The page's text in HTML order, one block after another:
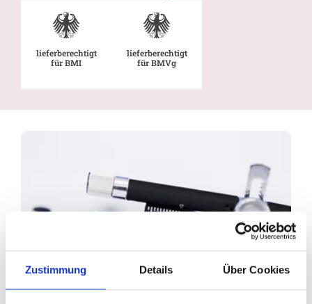
Zustimmung Details Über Cookies
lieferberechtigt
für BMI
lieferberechtigt
für BMVg